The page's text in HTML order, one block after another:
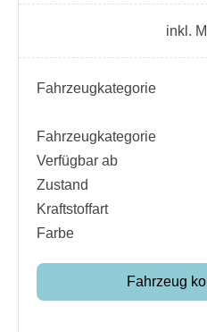
inkl.
Fahrzeugkategorie
Fahrzeugkategorie
Verfügbar ab
Zustand
Kraftstoffart
Farbe
Fahrzeug